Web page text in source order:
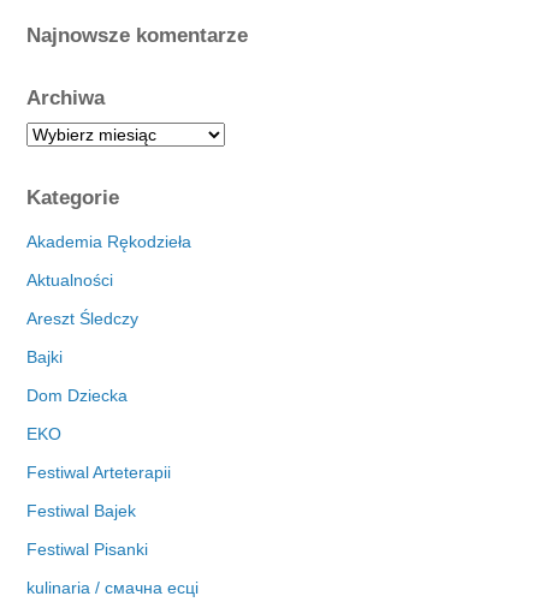
Najnowsze komentarze
Archiwa
A
c
h
i
a
Kategorie
Akademia Rękodzieła
Aktualności
Areszt Śledczy
Bajki
Dom Dziecka
EKO
Festiwal Arteterapii
Festiwal Bajek
Festiwal Pisanki
kulinaria / смачна есці